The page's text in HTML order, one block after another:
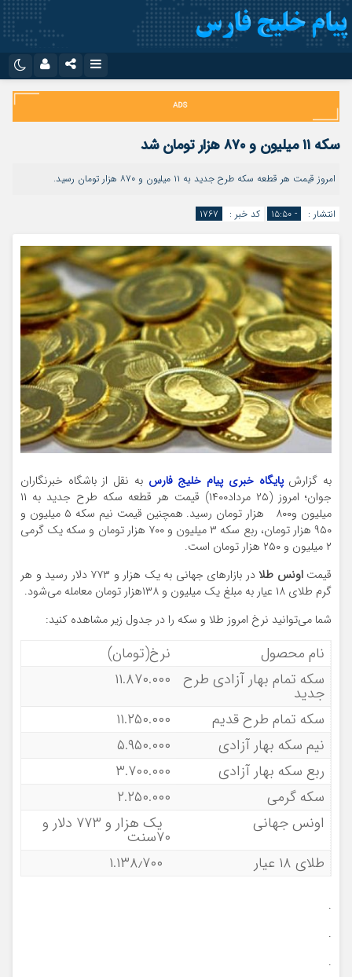
اینستاگرام
تلگرام
سروش
ایتا
نام کاربری یا نشانی ایمیل
مرا به خاطر بسپار
سکه ۱۱ میلیون و ۸۷۰ هزار تومان شد
امروز قیمت هر قطعه سکه طرح جدید به ۱۱ میلیون و ۸۷۰ هزار تومان رسید.
انتشار : - ۱۵:۵۰ کد خبر : ۱۷۶۷
به گزارش پایگاه خبری پیام خلیج فارس به نقل از باشگاه خبرنگاران
جوان؛ امروز (۲۵ مرداد۱۴۰۰) قیمت هر قطعه سکه طرح جدید به ۱۱
میلیون و۸۰۰ هزار تومان رسید. همچنین قیمت نیم سکه ۵ میلیون و
۹۵۰ هزار تومان، ربع سکه ۳ میلیون و ۷۰۰ هزار تومان و سکه یک گرمی
۲ میلیون و ۲۵۰ هزار تومان است.
قیمتاونس طلا
در بازار‌های جهانی به یک هزار و ۷۷۳ دلار رسید و هر
گرم طلای ۱۸ عیار به مبلغ یک میلیون و ۱۳۸هزار تومان معامله می‌شود.
شما می‌توانید نرخ امروز طلا و سکه را در جدول زیر مشاهده کنید:
نام محصول
نرخ(تومان)
سکه تمام بهار آزادی طرح
جدید
۱۱.۸۷۰.۰۰۰
سکه تمام طرح قدیم
۱۱.۲۵۰.۰۰۰
نیم سکه بهار آزادی
۵.۹۵۰.۰۰۰
ربع سکه بهار آزادی
۳.۷۰۰.۰۰۰
سکه گرمی
۲.۲۵۰.۰۰۰
اونس جهانی
یک هزار و ۷۷۳ دلار و
۷۰سنت
طلای ۱۸ عیار
.
.
.